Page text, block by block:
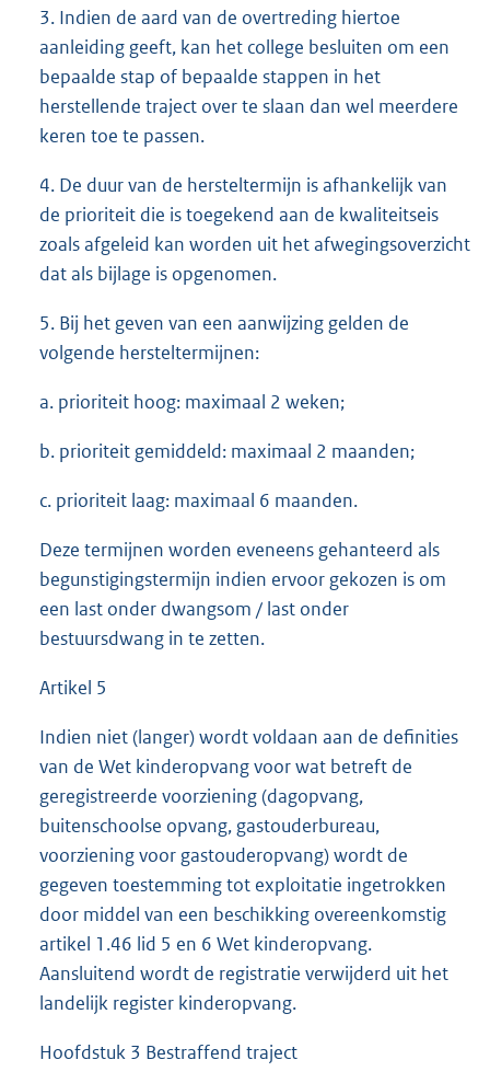
3. Indien de aard van de overtreding hiertoe
aanleiding geeft, kan het college besluiten om een
bepaalde stap of bepaalde stappen in het
herstellende traject over te slaan dan wel meerdere
keren toe te passen.
4. De duur van de hersteltermijn is afhankelijk van
de prioriteit die is toegekend aan de kwaliteitseis
zoals afgeleid kan worden uit het afwegingsoverzicht
dat als bijlage is opgenomen.
5. Bij het geven van een aanwijzing gelden de
volgende hersteltermijnen:
a. prioriteit hoog: maximaal 2 weken;
b. prioriteit gemiddeld: maximaal 2 maanden;
c. prioriteit laag: maximaal 6 maanden.
Deze termijnen worden eveneens gehanteerd als
begunstigingstermijn indien ervoor gekozen is om
een last onder dwangsom / last onder
bestuursdwang in te zetten.
Artikel 5
Indien niet (langer) wordt voldaan aan de definities
van de Wet kinderopvang voor wat betreft de
geregistreerde voorziening (dagopvang,
buitenschoolse opvang, gastouderbureau,
voorziening voor gastouderopvang) wordt de
gegeven toestemming tot exploitatie ingetrokken
door middel van een beschikking overeenkomstig
artikel 1.46 lid 5 en 6 Wet kinderopvang.
Aansluitend wordt de registratie verwijderd uit het
landelijk register kinderopvang.
Hoofdstuk 3 Bestraffend traject